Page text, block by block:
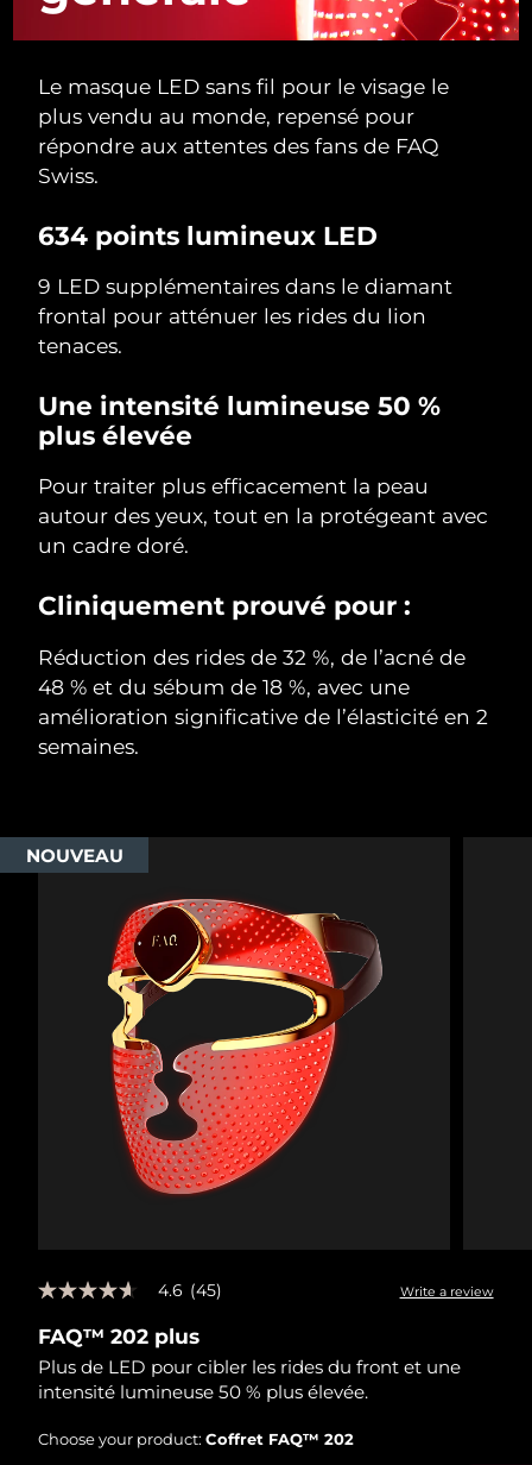
Le masque LED sans fil pour le visage le
plus vendu au monde, repensé pour
répondre aux attentes des fans de FAQ
Swiss.
634 points lumineux LED
9 LED supplémentaires dans le diamant
frontal pour atténuer les rides du lion
tenaces.
Une intensité lumineuse 50 %
plus élevée
Pour traiter plus efficacement la peau
autour des yeux, tout en la protégeant avec
un cadre doré.
Cliniquement prouvé pour :
Réduction des rides de 32 %, de l’acné de
48 % et du sébum de 18 %, avec une
amélioration significative de l’élasticité en 2
semaines.
NOUVEAU
4.6
of
5
stars,
average
value.
Read
4.6 (45) Write a review
FAQ™ 202 plus
Plus de LED pour cibler les rides du front et une
intensité lumineuse 50 % plus élevée.
Choose your product:Coffret FAQ™ 202